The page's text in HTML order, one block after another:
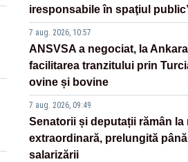
iresponsabile în spaţiul
7 aug. 2026, 10:57
ANSVSA a negociat, la
facilitarea tranzitului prin
ovine și bovine
7 aug. 2026, 09:49
Senatorii și deputații rămân la
extraordinară, prelungită
salarizării